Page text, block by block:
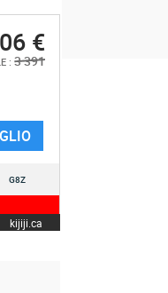
€
: 3 391
G8Z
kijiji.ca